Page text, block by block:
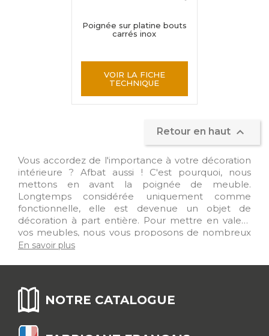
Poignée sur platine bouts
carrés inox
VOIR LA FICHE
TECHNIQUE
Retour en haut 
Vous accordez de l'importance à votre décoration
intérieure ? Afbat aussi ! C'est pourquoi, nous
mettons en avant la poignée de meuble.
Longtemps considérée uniquement comme
fonctionnelle, elle est devenue un objet de
décoration à part entière. Pour mettre en valeur
vos meubles, nous vous proposons de nombreux
modèles, à découvrir dans notre gamme. Comme
coquilles, souvent utilisés pour les tiroirs, ils
poignées à patte ou emboutie sont plus
généralement utilisées sur les portes de cuisine, en
finition nickelée ou zingué blanc, elles s'associent
bien avec un style plus contemporain. Les
En savoir plus
NOTRE CATALOGUE